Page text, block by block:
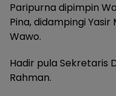
Paripurna dipimpin
Pina, didampingi
Wawo.
Hadir pula Sekretaris
Rahman.